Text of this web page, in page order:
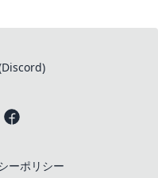
ーポリシー